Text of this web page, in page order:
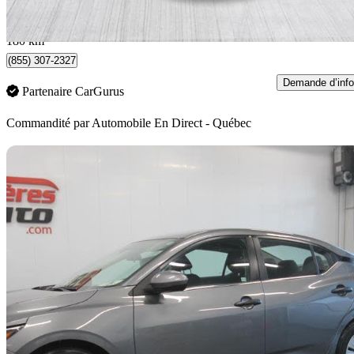
395 $/mois env.
Québec, QC
180 km
(855) 307-2327
Partenaire CarGurus
Demande d’info
Commandité parAutomobile En Direct - Québec